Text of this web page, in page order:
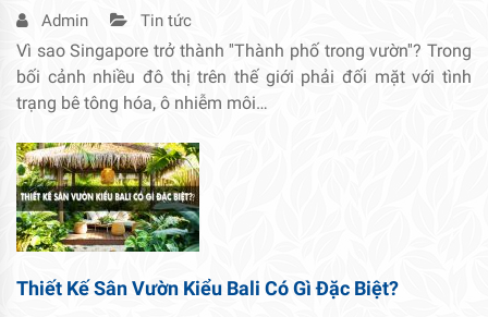
Admin Tin tức
Vì sao Singapore trở thành ''Thành phố trong vườn''? Trong
bối cảnh nhiều đô thị trên thế giới phải đối mặt với tình
trạng bê tông hóa, ô nhiễm môi…
Thiết Kế Sân Vườn Kiểu Bali Có Gì Đặc Biệt?